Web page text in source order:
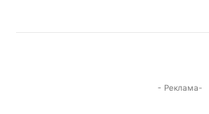
- Реклама-